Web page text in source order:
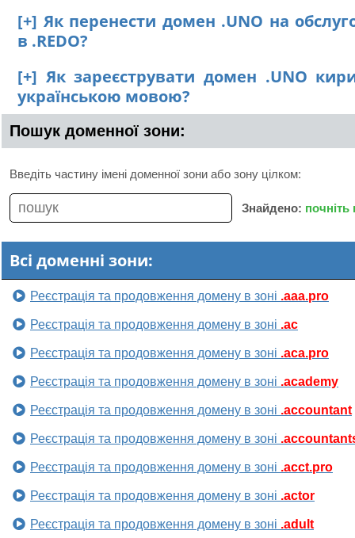
[+] Як перенести домен .UNO на
в .REDO?
[+] Як зареєструвати домен .UNO
українською мовою?
Пошук доменної зони:
Введіть частину імені доменної зони або зону цілком:
Знайдено:
Всі доменні зони:
Реєстрація та продовження домену в зоні .aaa.pro
Реєстрація та продовження домену в зоні .ac
Реєстрація та продовження домену в зоні .aca.pro
Реєстрація та продовження домену в зоні .academy
Реєстрація та продовження домену в зоні .accountant
Реєстрація та продовження домену в зоні
Реєстрація та продовження домену в зоні .acct.pro
Реєстрація та продовження домену в зоні .actor
Реєстрація та продовження домену в зоні .adult